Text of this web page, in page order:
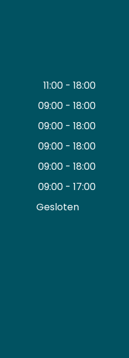
11:00 - 18:00
09:00 - 18:00
09:00 - 18:00
09:00 - 18:00
09:00 - 18:00
09:00 - 17:00
Gesloten ​ ​ ​ ​ ​ ​ ​